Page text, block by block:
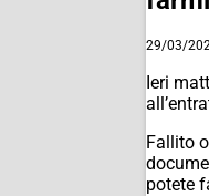
29/03/
Ieri
Fallito
potete